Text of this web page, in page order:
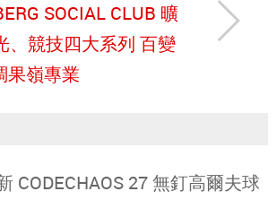
SOCIAL CLUB 曠
、競技四大系列 百變
果嶺專業
CODECHAOS 27 無釘高爾夫球